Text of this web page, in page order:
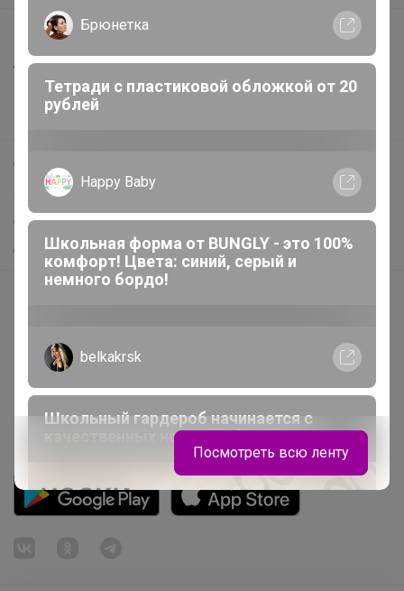
Все предложения
Анонсы
Новости
Самое выгодное
Хиты продаж
Самое желанное
Самое быстрое
Розыгрыш - Генератор случайных чисел
Пульс нашего маркетплейса
Укорачиватель ссылок
Брюнетка
Тетради с пластиковой обложкой от 20
рублей
Happy Baby
Школьная форма от BUNGLY - это 100%
комфорт! Цвета: синий, серый и
немного бордо!
belkakrsk
Школьный гардероб начинается с
качественных носков и белья BODO
Посмотреть всю ленту